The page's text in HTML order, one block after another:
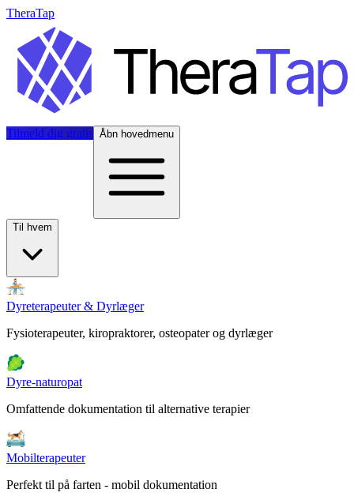
TheraTap
Tilmeld dig gratis Åbn hovedmenu
Til hvem
Dyreterapeuter & Dyrlæger
Fysioterapeuter, kiropraktorer, osteopater og dyrlæger
Dyre-naturopat
Omfattende dokumentation til alternative terapier
Mobilterapeuter
Perfekt til på farten - mobil dokumentation